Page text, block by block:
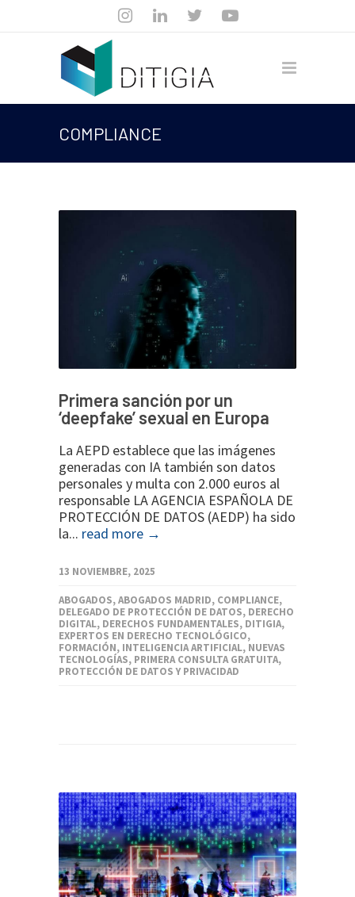
COMPLIANCE
Primera sanción por un
‘deepfake’ sexual en Europa
La AEPD establece que las imágenes
generadas con IA también son datos
personales y multa con 2.000 euros al
responsable LA AGENCIA ESPAÑOLA DE
PROTECCIÓN DE DATOS (AEDP) ha sido
la... read more →
13 NOVIEMBRE, 2025
ABOGADOS,ABOGADOS MADRID, COMPLIANCE,
DELEGADO DE PROTECCIÓN DE DATOS, DERECHO
DIGITAL, DERECHOS FUNDAMENTALES, DITIGIA,
EXPERTOS EN DERECHO TECNOLÓGICO,
FORMACIÓN, INTELIGENCIA ARTIFICIAL, NUEVAS
TECNOLOGÍAS, PRIMERA CONSULTA GRATUITA,
PROTECCIÓN DE DATOS Y PRIVACIDAD